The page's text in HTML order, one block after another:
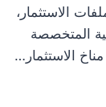
الاستثمار،
المتخصصة
الاستثمار…